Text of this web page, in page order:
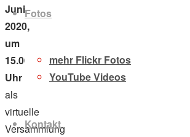
Fotos
mehr Flickr Fotos
YouTube Videos
Kontakt
Juni
2020,
um
15.00
Uhr
als
virtuelle
Versammlung